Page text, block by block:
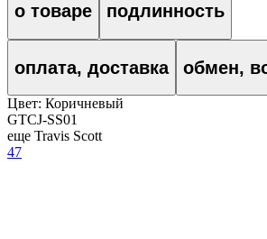
о товаре подлинность
оплата, доставка обмен,
Цвет: Коричневый
GTCJ-SS01
еще Travis Scott
47